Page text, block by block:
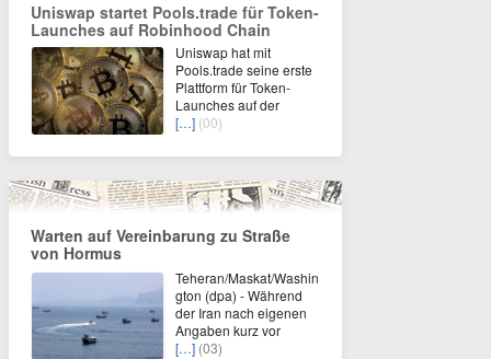
Uniswap startet Pools.trade für Token-
Launches auf Robinhood Chain
Uniswap hat mit
Pools.trade seine erste
Plattform für Token-
Launches auf der
[…] (00)
Warten auf Vereinbarung zu Straße
von Hormus
Teheran/Maskat/Washin
gton (dpa) - Während
der Iran nach eigenen
Angaben kurz vor
[…] (03)